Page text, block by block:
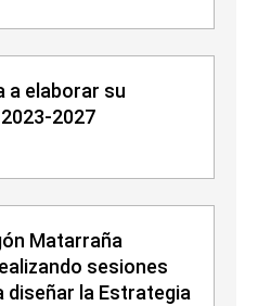
a elaborar su
2027
Matarraña
sesiones
diseñar la Estrategia